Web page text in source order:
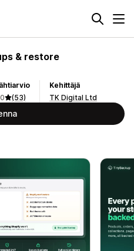
& restore
(53)
Kehittäjä
TK Digital Ltd